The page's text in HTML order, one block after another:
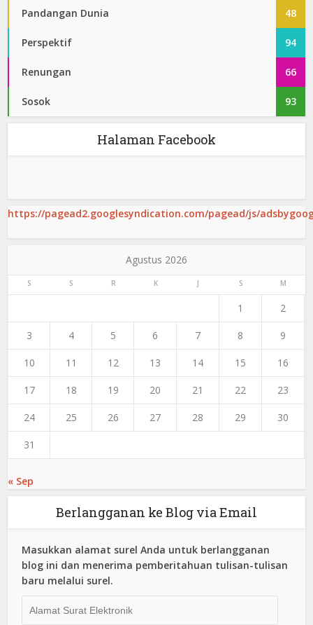
Pandangan Dunia 48
Perspektif 94
Renungan 66
Sosok 93
Halaman Facebook
https://pagead2.googlesyndication.com/pagead/js/
Agustus 2026
S S R K J S M
1 2
3 4 5 6 7 8 9
10 11 12 13 14 15 16
17 18 19 20 21 22 23
24 25 26 27 28 29 30
31
« Sep
Berlangganan ke Blog via Email
Masukkan alamat surel Anda untuk berlangganan
blog ini dan menerima pemberitahuan tulisan-tulisan
baru melalui surel.
Surat